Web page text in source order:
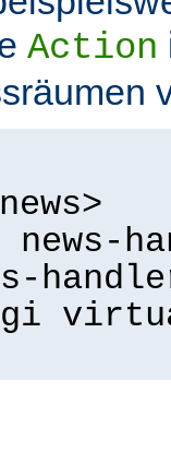
Action
news-